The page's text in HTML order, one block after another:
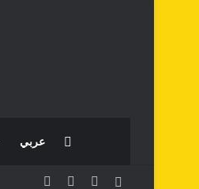
عربي
Facebook Instagram